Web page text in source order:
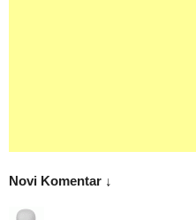
Novi Komentar ↓